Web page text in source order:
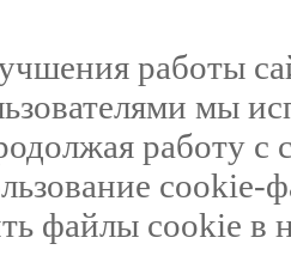
работы
мы
работу с
cookie-
файлы cookie в